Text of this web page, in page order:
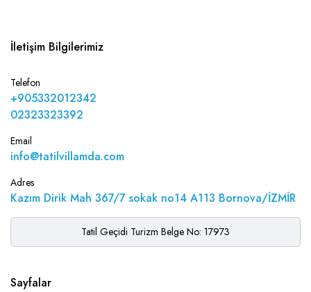
İletişim Bilgilerimiz
Telefon
+905332012342
02323323392
Email
info@tatilvillamda.com
Adres
Kazım Dirik Mah 367/7 sokak no14 A113 Bornova/İZMİR
Tatil Geçidi Turizm Belge No: 17973
Sayfalar